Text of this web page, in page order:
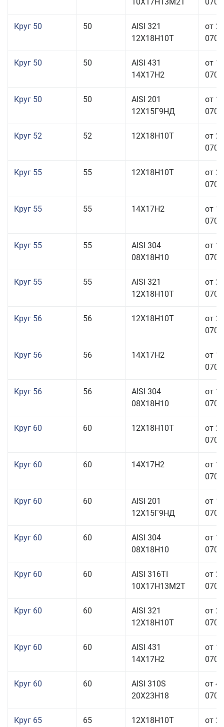
Круг 50 50
AISI 321
12Х18Н10Т
от
Круг 50 50
AISI 431
14Х17Н2
от
Круг 50 50
AISI 201
12Х15Г9НД
от
Круг 52 52 12Х18Н10Т
от
Круг 55 55 12Х18Н10Т
от
Круг 55 55 14Х17Н2
от
Круг 55 55
AISI 304
08Х18Н10
от
Круг 55 55
AISI 321
12Х18Н10Т
от
Круг 56 56 12Х18Н10Т
от
Круг 56 56 14Х17Н2
от
Круг 56 56
AISI 304
08Х18Н10
от
Круг 60 60 12Х18Н10Т
от
Круг 60 60 14Х17Н2
от
Круг 60 60
AISI 201
12Х15Г9НД
от
Круг 60 60
AISI 304
08Х18Н10
от
Круг 60 60
AISI 316TI
10Х17Н13М2Т
от
Круг 60 60
AISI 321
12Х18Н10Т
от
Круг 60 60
AISI 431
14Х17Н2
от
Круг 60 60
AISI 310S
20Х23Н18
от
Круг 65 65 12Х18Н10Т
от